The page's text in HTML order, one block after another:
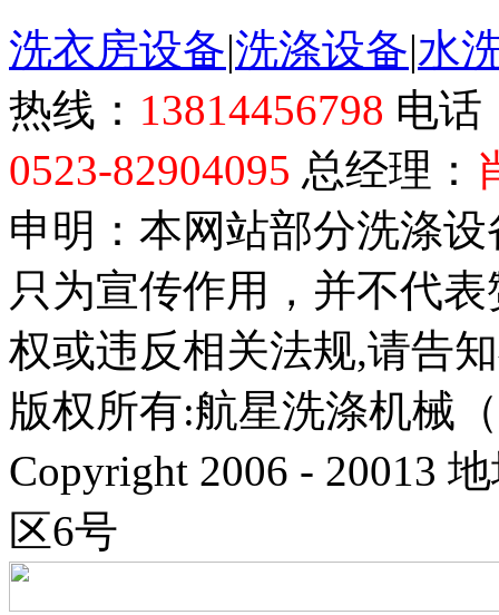
洗衣房设备|洗涤设备|水
热线： 13814456798 电话
0523-82904095 总经理：
申明：本网站部分洗涤
只为宣传作用，并不代
权或违反相关法规,请告
版权所有:航星洗涤机械
Copyright 2006 - 20013
区6号